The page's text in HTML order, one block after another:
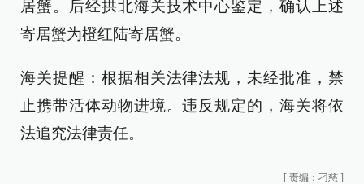
居蟹。后经拱北海关技术中心鉴定，确认上述
寄居蟹为橙红陆寄居蟹。
海关提醒：根据相关法律法规，未经批准，禁
止携带活体动物进境。违反规定的，海关将依
法追究法律责任。
[ 责编：刁慈 ]